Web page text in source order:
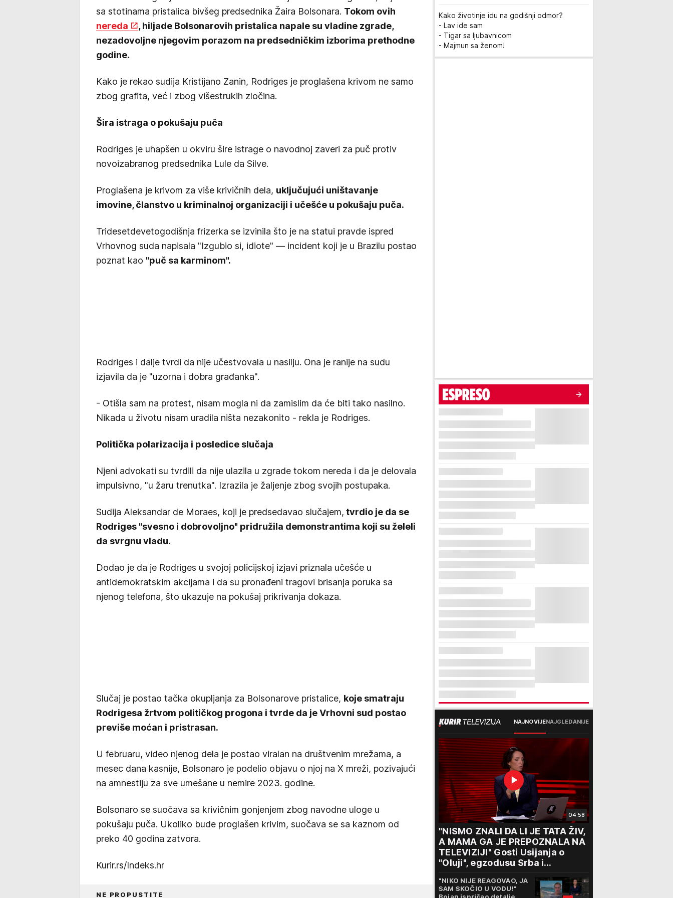
sa stotinama pristalica bivšeg predsednika Žaira Bolsonara. Tokom ovih
nereda
, hiljade Bolsonarovih pristalica napale su vladine zgrade,
nezadovoljne njegovim porazom na predsedničkim izborima prethodne
godine.
Kako je rekao sudija Kristijano Zanin, Rodriges je proglašena krivom ne samo
zbog grafita, već i zbog višestrukih zločina.
Šira istraga o pokušaju puča
Rodriges je uhapšen u okviru šire istrage o navodnoj zaveri za puč protiv
novoizabranog predsednika Lule da Silve.
Proglašena je krivom za više krivičnih dela, uključujući uništavanje
imovine, članstvo u kriminalnoj organizaciji i učešće u pokušaju puča.
Tridesetdevetogodišnja frizerka se izvinila što je na statui pravde ispred
Vrhovnog suda napisala "Izgubio si, idiote" — incident koji je u Brazilu postao
poznat kao "puč sa karminom".
Rodriges i dalje tvrdi da nije učestvovala u nasilju. Ona je ranije na sudu
izjavila da je "uzorna i dobra građanka".
- Otišla sam na protest, nisam mogla ni da zamislim da će biti tako nasilno.
Nikada u životu nisam uradila ništa nezakonito - rekla je Rodriges.
Politička polarizacija i posledice slučaja
Njeni advokati su tvrdili da nije ulazila u zgrade tokom nereda i da je delovala
impulsivno, "u žaru trenutka". Izrazila je žaljenje zbog svojih postupaka.
Sudija Aleksandar de Moraes, koji je predsedavao slučajem, tvrdio je da se
Rodriges "svesno i dobrovoljno" pridružila demonstrantima koji su želeli
da svrgnu vladu.
Dodao je da je Rodriges u svojoj policijskoj izjavi priznala učešće u
antidemokratskim akcijama i da su pronađeni tragovi brisanja poruka sa
njenog telefona, što ukazuje na pokušaj prikrivanja dokaza.
Slučaj je postao tačka okupljanja za Bolsonarove pristalice, koje smatraju
Rodrigesa žrtvom političkog progona i tvrde da je Vrhovni sud postao
previše moćan i pristrasan.
U februaru, video njenog dela je postao viralan na društvenim mrežama, a
mesec dana kasnije, Bolsonaro je podelio objavu o njoj na X mreži, pozivajući
na amnestiju za sve umešane u nemire 2023. godine.
Bolsonaro se suočava sa krivičnim gonjenjem zbog navodne uloge u
pokušaju puča. Ukoliko bude proglašen krivim, suočava se sa kaznom od
preko 40 godina zatvora.
Kurir.rs/Indeks.hr
NE PROPUSTITE
Kako životinje idu na godišnji odmor?
- Lav ide sam
- Tigar sa ljubavnicom
- Majmun sa ženom!
NAJNOVIJENAJGLEDANIJE
04:58
"NISMO ZNALI DA LI JE TATA ŽIV,
A MAMA GA JE PREPOZNALA NA
TELEVIZIJI" Gosti Usijanja o
"Oluji", egzodusu Srba i
stravičnim svedočenjima
"NIKO NIJE REAGOVAO, JA
SAM SKOČIO U VODU!"
Bojan ispričao detalje